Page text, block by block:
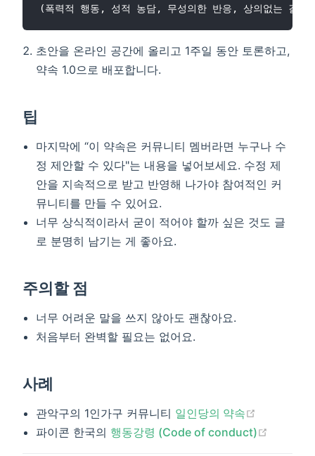
초안을 온라인 공간에 올리고 1주일 동안 토론하고,
약속 1.0으로 배포합니다.
팁
마지막에 “이 약속은 커뮤니티 멤버라면 누구나 수
정 제안할 수 있다"는 내용을 넣어보세요. 수정 제
안을 지속적으로 받고 반영해 나가야 참여적인 커
뮤니티를 만들 수 있어요.
너무 상식적이라서 굳이 적어야 할까 싶은 것도 글
로 분명히 남기는 게 좋아요.
주의할 점
너무 어려운 말을 쓰지 않아도 괜찮아요.
처음부터 완벽할 필요는 없어요.
사례
관악구의 1인가구 커뮤니티 일인당의 약속
파이콘 한국의 행동강령 (Code of conduct)